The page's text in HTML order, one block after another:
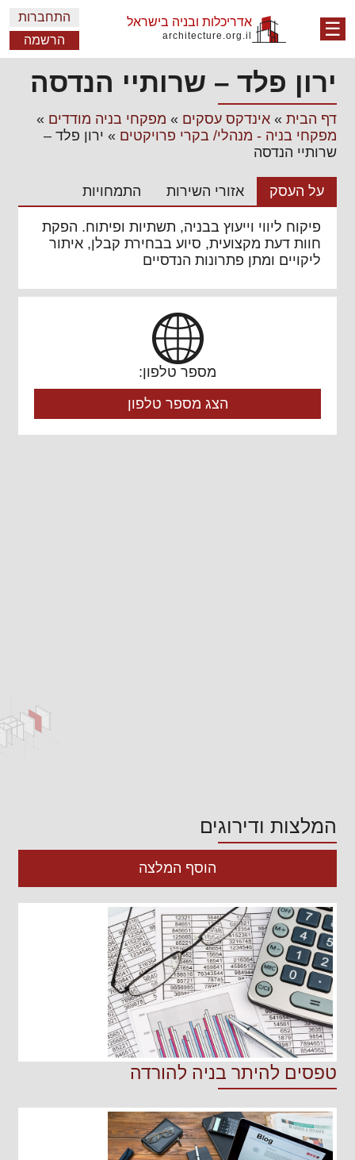
☰ אדריכלות ובניה בישראל
architecture.org.il
התחברות
הרשמה
ירון פלד – שרותיי הנדסה
דף הבית» אינדקס עסקים » מפקחי בניה מודדים »
מפקחי בניה - מנהלי/ בקרי פרויקטים » ירון פלד –
שרותיי הנדסה
על העסק אזורי השירות התמחויות
פיקוח ליווי וייעוץ בבניה, תשתיות ופיתוח. הפקת
חוות דעת מקצועית, סיוע בבחירת קבלן, איתור
ליקויים ומתן פתרונות הנדסיים
מספר טלפון:
הצג מספר טלפון
המלצות ודירוגים
הוסף המלצה
טפסים להיתר בניה להורדה